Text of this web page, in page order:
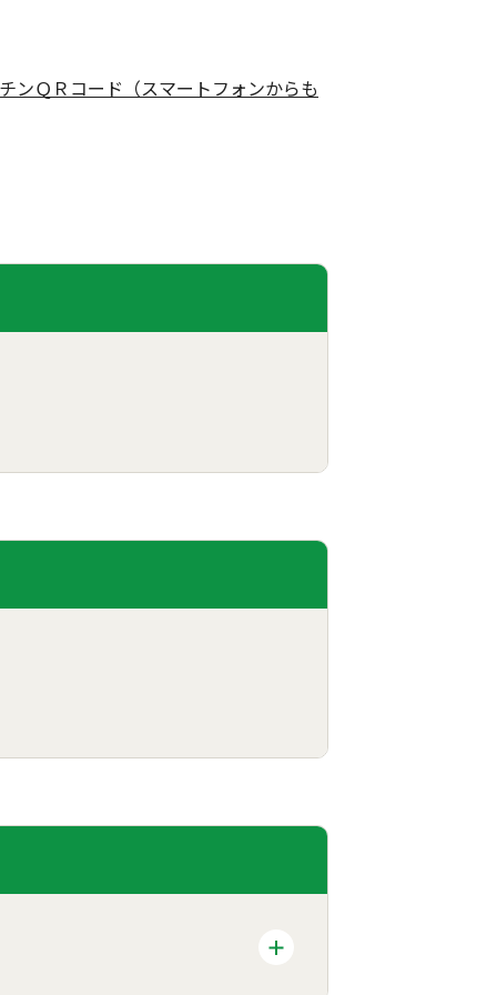
ンＱＲコード（スマートフォンからも